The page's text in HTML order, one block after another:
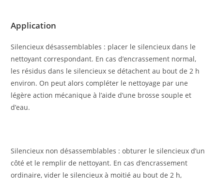
Appli­ca­tion
Silencieux désassemblables : placer le silencieux dans le
nettoyant correspondant. En cas d’encrassement normal,
les résidus dans le silencieux se détachent au bout de 2 h
environ. On peut alors compléter le nettoyage par une
légère action mécanique à l’aide d’une brosse souple et
d’eau.
Silencieux non désassemblables : obturer le silencieux d’un
côté et le remplir de nettoyant. En cas d’encrassement
ordinaire, vider le silencieux à moitié au bout de 2 h,